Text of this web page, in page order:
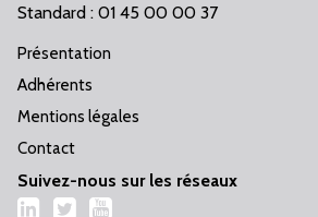
Standard : 01 45 00 00 37
Présentation
Adhérents
Mentions légales
Contact
Suivez-nous sur les réseaux
LinkedIn
TwitterYouTube